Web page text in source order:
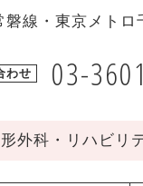
磐線・東京メト
わせ 03-
外科・リハビリ